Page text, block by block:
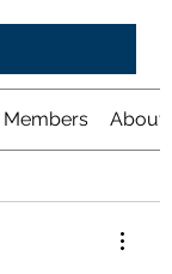
Members About